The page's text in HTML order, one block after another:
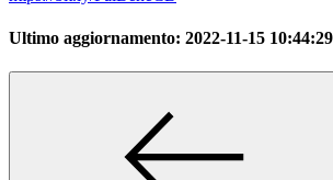
Ultimo aggiornamento: 2022-11-15 10:44:29